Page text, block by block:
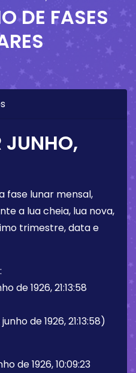
DE FASES
JUNHO,
fase lunar mensal,
a lua cheia, lua nova,
trimestre, data e
:
de 1926, 21:13:58
de 1926, 21:13:58)
de 1926, 10:09:23